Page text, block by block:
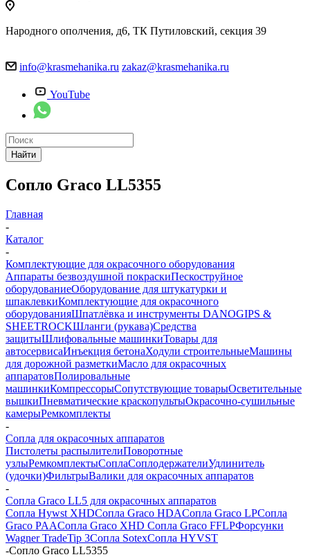
Народного ополчения, д6, ТК Путиловский, секция 39
info@krasmehanika.ru zakaz@krasmehanika.ru
YouTube
Найти
Сопло Graco LL5355
Главная
-
Каталог
-
Комплектующие для окрасочного оборудования
Аппараты безвоздушной покраскиПескоструйное
оборудованиеОборудование для штукатурки и
шпаклевкиКомплектующие для окрасочного
оборудованияШпатлёвка и инструменты DANOGIPS &
SHEETROCKШланги (рукава)Средства
защитыШлифовальные машинкиТовары для
автосервисаИнъекция бетонаХодули строительныеМашины
для дорожной разметкиМасло для окрасочных
аппаратовПолировальные
машинкиКомпрессорыСопутствующие товарыОсветительные
вышкиПневматические краскопультыОкрасочно-сушильные
камерыРемкомплекты
-
Сопла для окрасочных аппаратов
Пистолеты распылителиПоворотные
узлыРемкомплектыСоплаСоплодержателиУдлинитель
(удочки)ФильтрыВалики для окрасочных аппаратов
-
Сопла Graco LL5 для окрасочных аппаратов
Сопла Hywst XHDСопла Graco HDAСопла Graco LPСопла
Graco PAAСопла Graco XHD Сопла Graco FFLPФорсунки
Wagner TradeTip 3Сопла SotexСопла HYVST
-Сопло Graco LL5355